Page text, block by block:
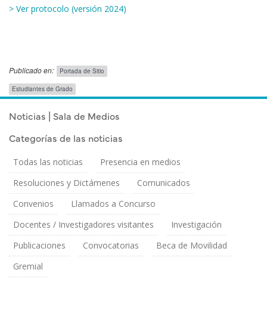
Noticias | Sala de Medios
Categorías de las noticias
Todas las noticias
Presencia en medios
Resoluciones y Dictámenes
Comunicados
Convenios
Llamados a Concurso
Docentes / Investigadores visitantes
Investigación
Publicaciones
Convocatorias
Beca de Movilidad
Gremial
> Ver protocolo (versión 2024)
Publicado en: Portada de Sitio
Público
Objetivo
Estudiantes de Grado
Publicado el Lunes 15 Junio, 2020